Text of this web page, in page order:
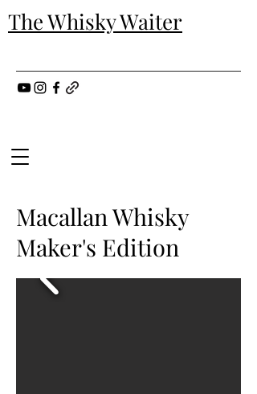
The Whisky Waiter
Macallan Whisky
Maker's Edition